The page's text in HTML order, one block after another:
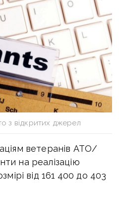
з відкритих джерел
ветеранів АТО/
на реалізацію
від 161 400 до 403